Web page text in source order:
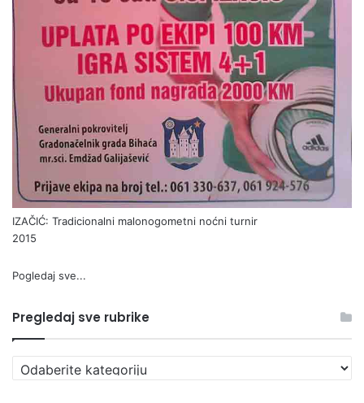
IZAČIĆ: Tradicionalni malonogometni noćni turnir
2015
Pogledaj sve...
Pregledaj sve rubrike
Pregledaj
sve